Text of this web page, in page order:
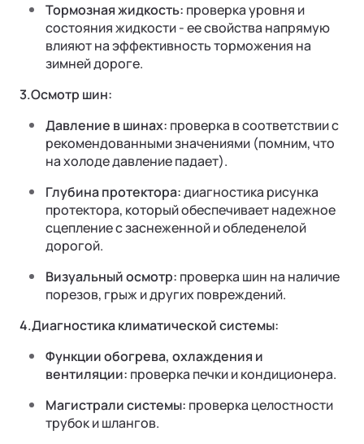
Тормозная жидкость: проверка уровня и
состояния жидкости - ее свойства напрямую
влияют на эффективность торможения на
зимней дороге.
3.Осмотр шин:
Давление в шинах: проверка в соответствии с
рекомендованными значениями (помним, что
на холоде давление падает).
Глубина протектора:диагностика рисунка
протектора, который обеспечивает надежное
сцепление с заснеженной и обледенелой
дорогой.
Визуальный осмотр: проверка шин на наличие
порезов, грыж и других повреждений.
4.Диагностика климатической системы:
Функции обогрева, охлаждения и
вентиляции: проверка печки и кондиционера.
Магистрали системы: проверка целостности
трубок и шлангов.